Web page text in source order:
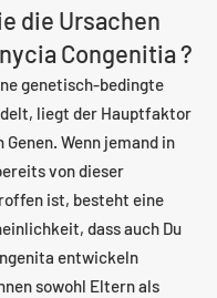
die Ursachen
Congenitia ?
genetisch-bedingte
liegt der Hauptfaktor
Wenn jemand in
von dieser
ist, besteht eine
dass auch Du
entwickeln
sowohl Eltern als